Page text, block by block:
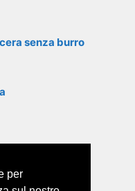
senza burro
per